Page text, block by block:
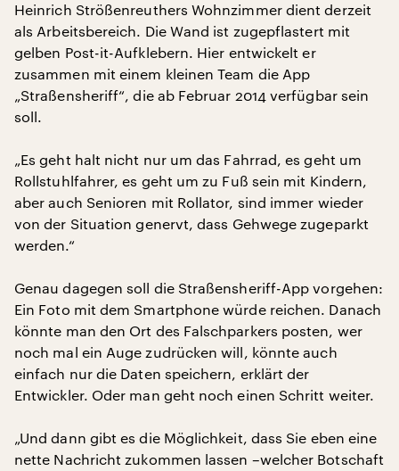
Heinrich Strößenreuthers Wohnzimmer dient derzeit
als Arbeitsbereich. Die Wand ist zugepflastert mit
gelben Post-it-Aufklebern. Hier entwickelt er
zusammen mit einem kleinen Team die App
„Straßensheriff“, die ab Februar 2014 verfügbar sein
soll.
„Es geht halt nicht nur um das Fahrrad, es geht um
Rollstuhlfahrer, es geht um zu Fuß sein mit Kindern,
aber auch Senioren mit Rollator, sind immer wieder
von der Situation genervt, dass Gehwege zugeparkt
werden.“
Genau dagegen soll die Straßensheriff-App vorgehen:
Ein Foto mit dem Smartphone würde reichen. Danach
könnte man den Ort des Falschparkers posten, wer
noch mal ein Auge zudrücken will, könnte auch
einfach nur die Daten speichern, erklärt der
Entwickler. Oder man geht noch einen Schritt weiter.
„Und dann gibt es die Möglichkeit, dass Sie eben eine
nette Nachricht zukommen lassen –welcher Botschaft